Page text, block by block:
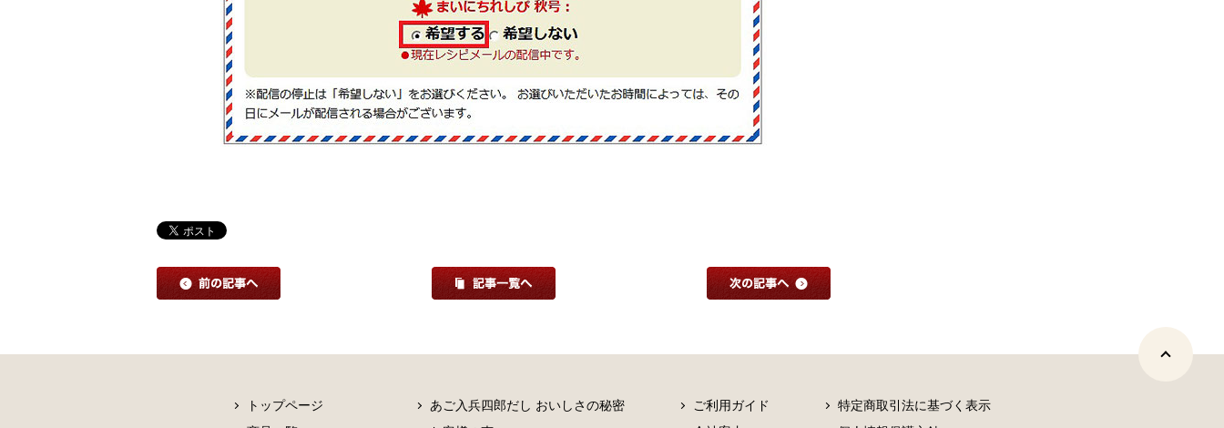
トップページ
あご入兵四郎だし おいしさの秘密
ご利用ガイド
特定商取引法に基づく表示